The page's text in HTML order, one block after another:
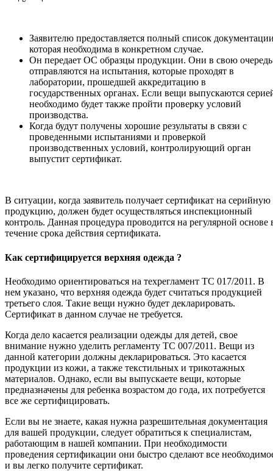
Заявителю предоставляется полный список
которая необходима в конкретном случае.
Он передает ОС образцы продукции. Они в свою очередь
отправляются на испытания, которые проходят в
лаборатории, прошедшей аккредитацию в
государственных органах. Если вещи выпускаются
необходимо будет также пройти проверку условий
производства.
Когда будут получены хорошие результаты в связи с
проведенными испытаниями и проверкой
производственных условий, контролирующий орган
выпустит сертификат.
В ситуации, когда заявитель получает сертификат на серийную
продукцию, должен будет осуществляться инспекционный
контроль. Данная процедура проводится на регулярной основе
течение срока действия сертификата.
Как сертифицируется верхняя одежда ?
Необходимо ориентироваться на техрегламент ТС 017/2011. В
нем указано, что верхняя одежда будет считаться продукцией
третьего слоя. Такие вещи нужно будет декларировать.
Сертификат в данном случае не требуется.
Когда дело касается реализации одежды для детей, свое
внимание нужно уделить регламенту ТС 007/2011. Вещи из
данной категории должны декларироваться. Это касается
продукции из кожи, а также текстильных и трикотажных
материалов. Однако, если вы выпускаете вещи, которые
предназначены для ребенка возрастом до года, их потребуется
все же сертифицировать.
Если вы не знаете, какая нужна разрешительная документация
для вашей продукции, следует обратиться к специалистам,
работающим в нашей компании. При необходимости
проведения сертификации они быстро сделают все
и вы легко получите сертификат.